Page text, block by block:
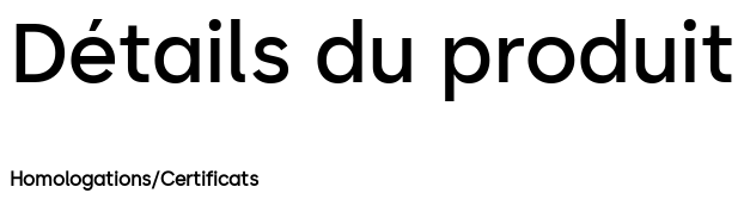
Détails du produit
Homologations/Certificats